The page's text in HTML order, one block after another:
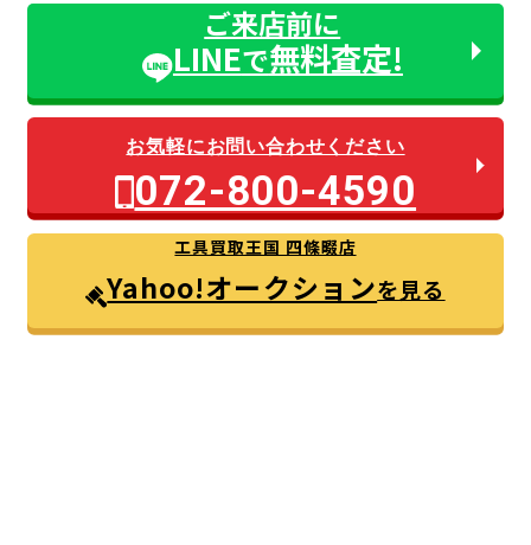
ご来店前に
LINEで無料査定!
お気軽にお問い合わせください
072-800-4590
工具買取王国 四條畷店
Yahoo!オークションを見る